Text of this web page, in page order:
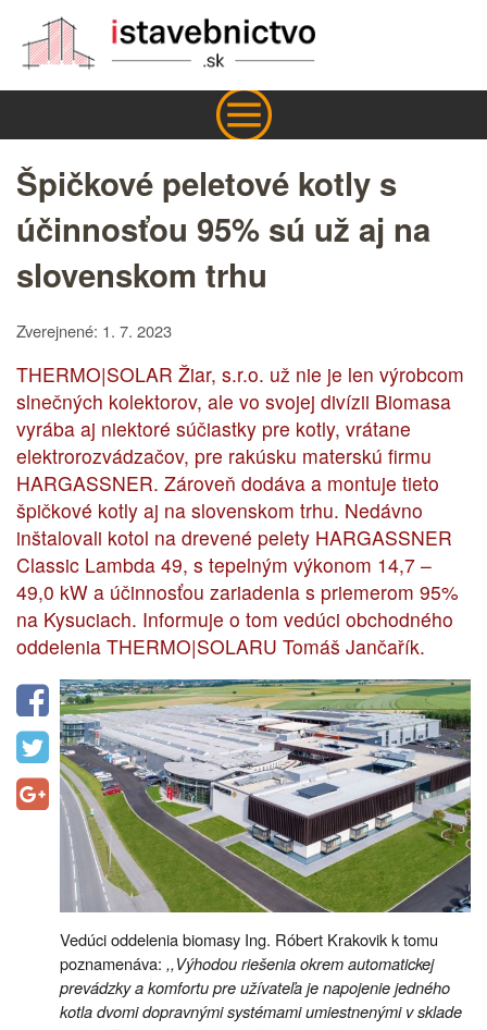
Špičkové peletové kotly s
účinnosťou 95% sú už aj na
slovenskom trhu
Zverejnené: 1. 7. 2023
THERMO|SOLAR Žiar, s.r.o. už nie je len výrobcom
slnečných kolektorov, ale vo svojej divízii Biomasa
vyrába aj niektoré súčiastky pre kotly, vrátane
elektrorozvádzačov, pre rakúsku materskú firmu
HARGASSNER. Zároveň dodáva a montuje tieto
špičkové kotly aj na slovenskom trhu. Nedávno
inštalovali kotol na drevené pelety HARGASSNER
Classic Lambda 49, s tepelným výkonom 14,7 –
49,0 kW a účinnosťou zariadenia s priemerom 95%
na Kysuciach. Informuje o tom vedúci obchodného
oddelenia THERMO|SOLARU Tomáš Jančařík.
Vedúci oddelenia biomasy Ing. Róbert Krakovik k tomu
poznamenáva: ,,Výhodou riešenia okrem automatickej
prevádzky a komfortu pre užívateľa je napojenie jedného
kotla dvomi dopravnými systémami umiestnenými v sklade